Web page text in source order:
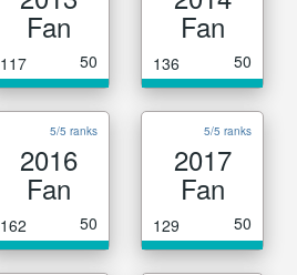
Fan
117 50
Fan
136 50
5/5 ranks
2016
Fan
162 50
5/5 ranks
2017
Fan
129 50